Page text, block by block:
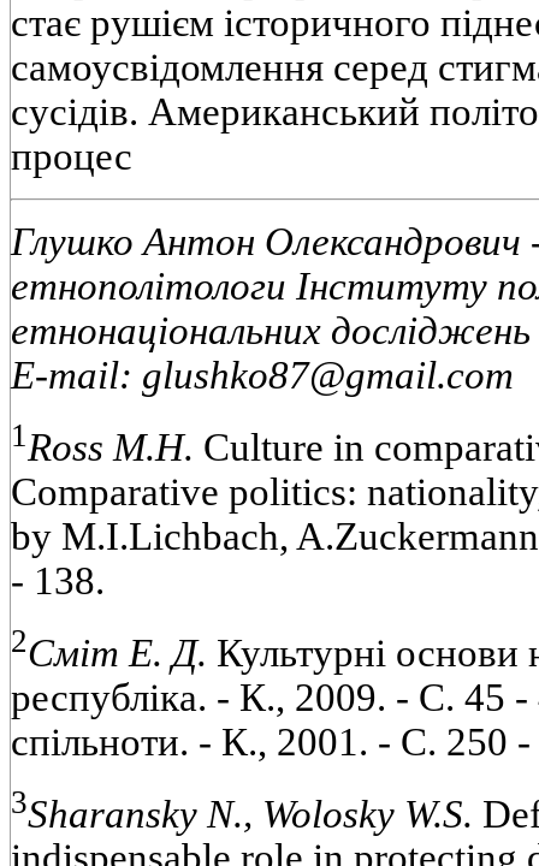
стає рушієм історичного
самоусвідомлення серед
сусідів. Американський
процес
Глушко Антон Олександрович -
етнополітологи Інституту
етнонаціональних
E-mail: glushko87@gmail.com
1 Ross M.H. Culture in
Comparative politics:
by M.I.Lichbach,
- 138.
2Сміт Е. Д. Культурні основи
республіка. - К., 2009. - С. 45
спільноти. - К., 2001. - С. 250
3Sharansky N., Wolosky W.S.